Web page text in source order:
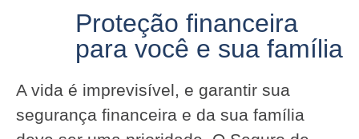
Proteção financeira
para você e sua família
A vida é imprevisível, e garantir sua
segurança financeira e da sua família